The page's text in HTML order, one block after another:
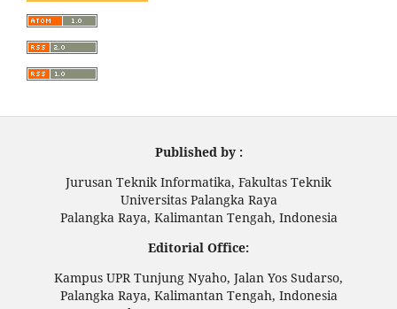
Published by :
Jurusan Teknik Informatika, Fakultas Teknik
Universitas Palangka Raya
Palangka Raya, Kalimantan Tengah, Indonesia
Editorial Office:
Kampus UPR Tunjung Nyaho, Jalan Yos Sudarso,
Palangka Raya, Kalimantan Tengah, Indonesia